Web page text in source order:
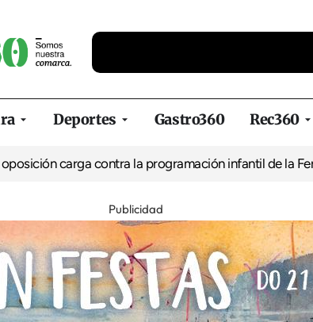
Deportes Gastro360 Rec360
contra la programación infantil de la Feria de la
Publicidad